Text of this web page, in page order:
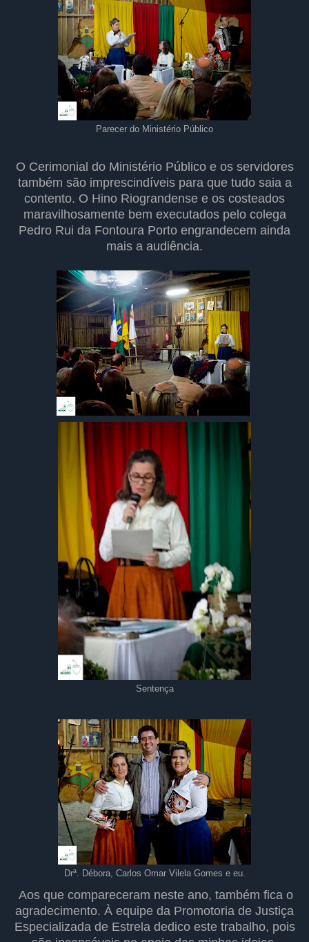
Parecer do Ministério Público
O Cerimonial do Ministério Público e os servidores
também são imprescindíveis para que tudo saia a
contento. O Hino Riograndense e os costeados
maravilhosamente bem executados pelo colega
Pedro Rui da Fontoura Porto engrandecem ainda
mais a audiência.
Sentença
Drª. Débora, Carlos Omar Vilela Gomes e eu.
Aos que compareceram neste ano, também fica o
agradecimento. À equipe da Promotoria de Justiça
Especializada de Estrela dedico este trabalho, pois